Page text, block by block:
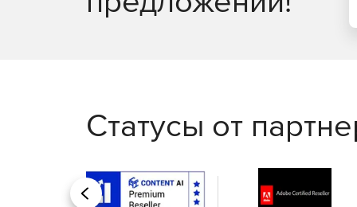
Статусы от
Назад